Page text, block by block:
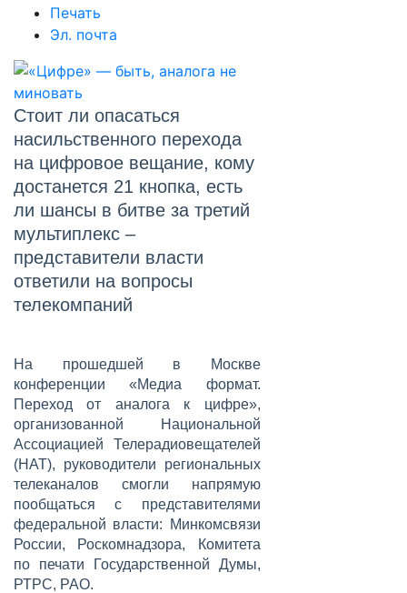
Печать
Эл. почта
Стоит ли опасаться
насильственного перехода
на цифровое вещание, кому
достанется 21 кнопка, есть
ли шансы в битве за третий
мультиплекс –
представители власти
ответили на вопросы
телекомпаний
На прошедшей в Москве
конференции «Медиа формат.
Переход от аналога к цифре»,
организованной Национальной
Ассоциацией Телерадиовещателей
(НАТ), руководители региональных
телеканалов смогли напрямую
пообщаться с представителями
федеральной власти: Минкомсвязи
России, Роскомнадзора, Комитета
по печати Государственной Думы,
РТРС, РАО.